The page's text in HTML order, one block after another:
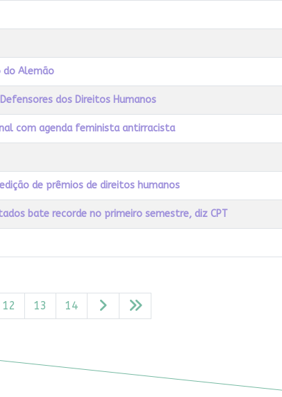
do Alemão
dos Direitos Humanos
com agenda feminista antirracista
de prêmios de direitos humanos
bate recorde no primeiro semestre, diz CPT
12 13 14